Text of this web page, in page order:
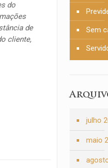
do
de
cliente,
Sem
julho
maio